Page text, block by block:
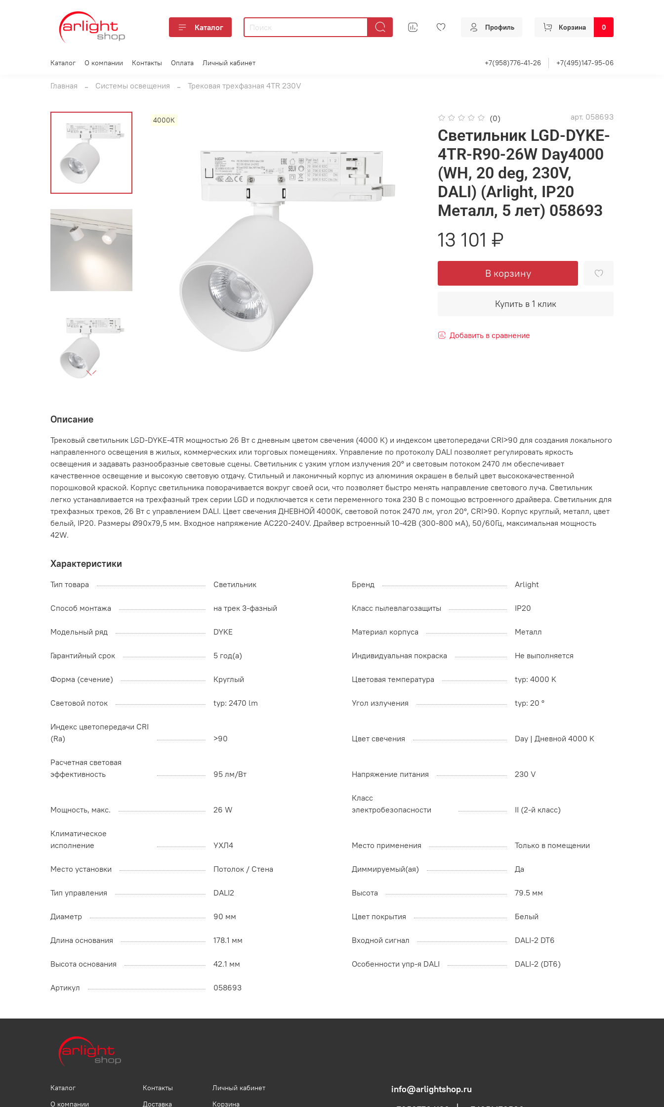
Каталог Профиль Корзина 0
Каталог О компании Контакты Оплата Личный кабинет +7(958)776-41-26 +7(495)147-95-06
Главная Системы освещения Трековая трехфазная 4TR 230V
4000К (0) арт. 058693
Светильник LGD-DYKE-
4TR-R90-26W Day4000
(WH, 20 deg, 230V,
DALI) (Arlight, IP20
Металл, 5 лет) 058693
13 101 ₽
В корзину
Купить в 1 клик
Добавить в сравнение
Описание
Трековый светильник LGD-DYKE-4TR мощностью 26 Вт с дневным цветом свечения (4000 К) и индексом цветопередачи CRI>90 для создания локального
направленного освещения в жилых, коммерческих или торговых помещениях. Управление по протоколу DALI позволяет регулировать яркость
освещения и задавать разнообразные световые сцены. Светильник с узким углом излучения 20° и световым потоком 2470 лм обеспечивает
качественное освещение и высокую световую отдачу. Стильный и лаконичный корпус из алюминия окрашен в белый цвет высококачественной
порошковой краской. Корпус светильника поворачивается вокруг своей оси, что позволяет быстро менять направление светового луча. Светильник
легко устанавливается на трехфазный трек серии LGD и подключается к сети переменного тока 230 В с помощью встроенного драйвера. Светильник для
трехфазных треков, 26 Вт с управлением DALI. Цвет свечения ДНЕВНОЙ 4000K, световой поток 2470 лм, угол 20°, CRI>90. Корпус круглый, металл, цвет
белый, IP20. Размеры Ø90x79,5 мм. Входное напряжение AC220-240V. Драйвер встроенный 10-42В (300-800 мА), 50/60Гц, максимальная мощность
42W.
Характеристики
Тип товара Светильник Бренд Arlight
Способ монтажа на трек 3-фазный Класс пылевлагозащиты IP20
Модельный ряд DYKE Материал корпуса Металл
Гарантийный срок 5 год(а) Индивидуальная покраска Не выполняется
Форма (сечение) Круглый Цветовая температура typ: 4000 K
Световой поток typ: 2470 lm Угол излучения typ: 20 °
Индекс цветопередачи CRI
(Ra)
>90 Цвет свечения Day | Дневной 4000 K
Расчетная световая
эффективность
95 лм/Вт Напряжение питания 230 V
Мощность, макс. 26 W
Класс
электробезопасности
II (2-й класс)
Климатическое
исполнение
УХЛ4 Место применения Только в помещении
Место установки Потолок / Cтена Диммируемый(ая) Да
Тип управления DALI2 Высота 79.5 мм
Диаметр 90 мм Цвет покрытия Белый
Длина основания 178.1 мм Входной сигнал DALI-2 DT6
Высота основания 42.1 мм Особенности упр-я DALI DALI-2 (DT6)
Артикул 058693
Каталог
О компании
Контакты
Доставка
Личный кабинет
Корзина
info@arlightshop.ru